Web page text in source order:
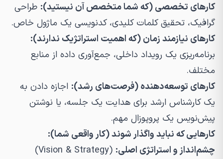
کارهای تخصصی (که شما متخصص آن نیستید): طراحی
گرافیک، تحقیق کلمات کلیدی، کدنویسی یک ماژول خاص.
کارهای نیازمند زمان (که اهمیت استراتژیک ندارند):
برنامه‌ریزی یک رویداد داخلی، جمع‌آوری داده از منابع
مختلف.
کارهای توسعه‌دهنده (فرصت‌های رشد): اجازه دادن به
یک کارشناس ارشد برای هدایت یک جلسه، یا نوشتن
پیش‌نویس یک پروپوزال مهم.
کارهایی که نباید واگذار شوند (کار واقعی شما):
چشم‌انداز و استراتژی اصلی: (Vision & Strategy)